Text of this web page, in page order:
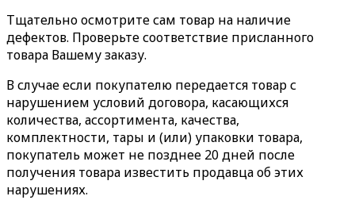
Тщательно осмотрите сам товар на наличие
дефектов. Проверьте соответствие присланного
товара Вашему заказу.
В случае если покупателю передается товар с
нарушением условий договора, касающихся
количества, ассортимента, качества,
комплектности, тары и (или) упаковки товара,
покупатель может не позднее 20 дней после
получения товара известить продавца об этих
нарушениях.